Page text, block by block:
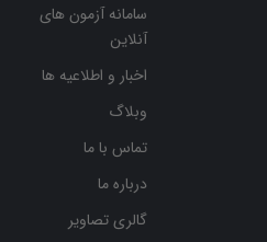
سامانه آزمون های
آنلاین
اخبار و اطلاعیه ها
وبلاگ
تماس با ما
درباره ما
گالری تصاویر